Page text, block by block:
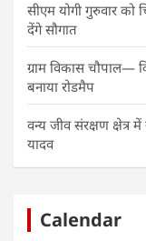
सीएम योगी गुरुवार को
देंगे सौगात
ग्राम विकास चौपाल—
बनाया रोडमैप
वन्य जीव संरक्षण क्षेत्र
यादव
Calendar